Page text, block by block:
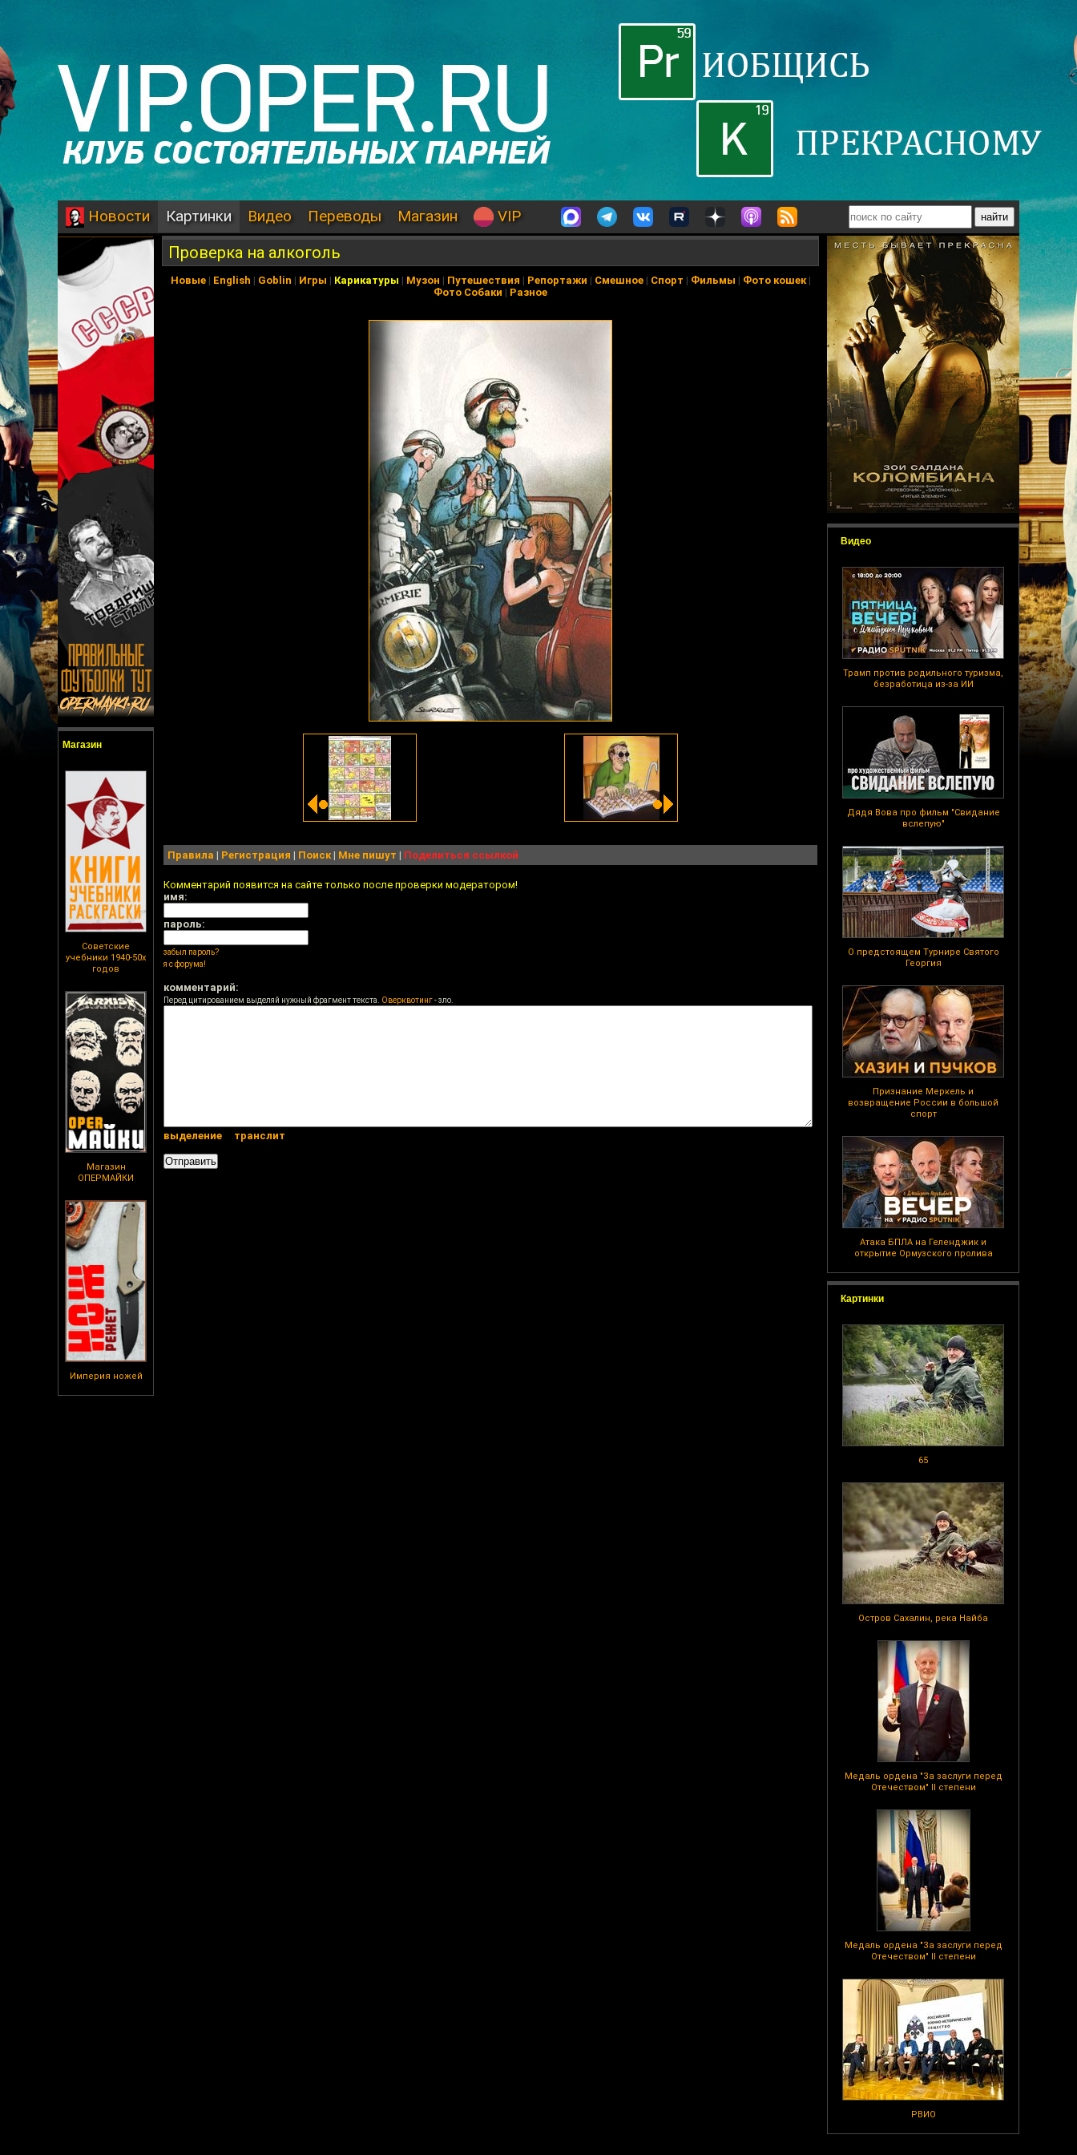
Новости Картинки Видео Переводы Магазин VIP
Магазин
Советские
учебники 1940-50х
годов
Магазин
ОПЕРМАЙКИ
Империя ножей
Видео
Трамп против родильного туризма,
безработица из-за ИИ
Дядя Вова про фильм "Свидание
вслепую"
О предстоящем Турнире Святого
Георгия
Признание Меркель и
возвращение России в большой
спорт
Атака БПЛА на Геленджик и
открытие Ормузского пролива
Картинки
65
Остров Сахалин, река Найба
Медаль ордена "За заслуги перед
Отечеством" II степени
Медаль ордена "За заслуги перед
Отечеством" II степени
РВИО
Проверка на алкоголь
Новые| English | Goblin | Игры | Карикатуры | Музон | Путешествия | Репортажи | Смешное| Спорт | Фильмы | Фото кошек|
Фото Собаки | Разное
Правила | Регистрация | Поиск| Мне пишут | Поделиться ссылкой
Комментарий появится на сайте только после проверки модератором!
имя:
пароль:
забыл пароль?
я с форума!
комментарий:
Перед цитированием выделяй нужный фрагмент текста. Оверквотинг- зло.
выделение транслит